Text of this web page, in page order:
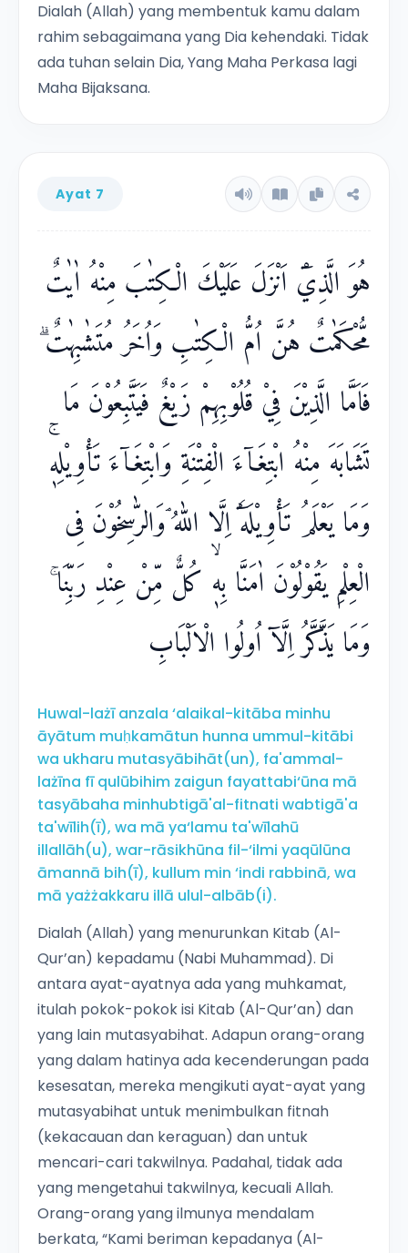
Dialah (Allah) yang membentuk kamu dalam
rahim sebagaimana yang Dia kehendaki. Tidak
ada tuhan selain Dia, Yang Maha Perkasa lagi
Maha Bijaksana.
Ayat 7
هُوَ الَّذِيْٓ اَنْزَلَ عَلَيْكَ الْكِتٰبَ مِنْهُ اٰيٰتٌ
مُّحْكَمٰتٌ هُنَّ اُمُّ الْكِتٰبِ وَاُخَرُ مُتَشٰبِهٰتٌ ۗ
فَاَمَّا الَّذِيْنَ فِيْ قُلُوْبِهِمْ زَيْغٌ فَيَتَّبِعُوْنَ مَا
تَشَابَهَ مِنْهُ ابْتِغَاۤءَ الْفِتْنَةِ وَابْتِغَاۤءَ تَأْوِيْلِهٖۚ
وَمَا يَعْلَمُ تَأْوِيْلَهٗٓ اِلَّا اللّٰهُ ۘوَالرّٰسِخُوْنَ فِى
الْعِلْمِ يَقُوْلُوْنَ اٰمَنَّا بِهٖۙ كُلٌّ مِّنْ عِنْدِ رَبِّنَا ۚ
وَمَا يَذَّكَّرُ اِلَّآ اُولُوا الْاَلْبَابِ
Huwal-lażī anzala ‘alaikal-kitāba minhu
āyātum muḥkamātun hunna ummul-kitābi
wa ukharu mutasyābihāt(un), fa'ammal-
lażīna fī qulūbihim zaigun fayattabi‘ūna mā
tasyābaha minhubtigā'al-fitnati wabtigā'a
ta'wīlih(ī), wa mā ya‘lamu ta'wīlahū
illallāh(u), war-rāsikhūna fil-‘ilmi yaqūlūna
āmannā bih(ī), kullum min ‘indi rabbinā, wa
mā yażżakkaru illā ulul-albāb(i).
Dialah (Allah) yang menurunkan Kitab (Al-
Qur’an) kepadamu (Nabi Muhammad). Di
antara ayat-ayatnya ada yang muhkamat,
itulah pokok-pokok isi Kitab (Al-Qur’an) dan
yang lain mutasyabihat. Adapun orang-orang
yang dalam hatinya ada kecenderungan pada
kesesatan, mereka mengikuti ayat-ayat yang
mutasyabihat untuk menimbulkan fitnah
(kekacauan dan keraguan) dan untuk
mencari-cari takwilnya. Padahal, tidak ada
yang mengetahui takwilnya, kecuali Allah.
Orang-orang yang ilmunya mendalam
berkata, “Kami beriman kepadanya (Al-